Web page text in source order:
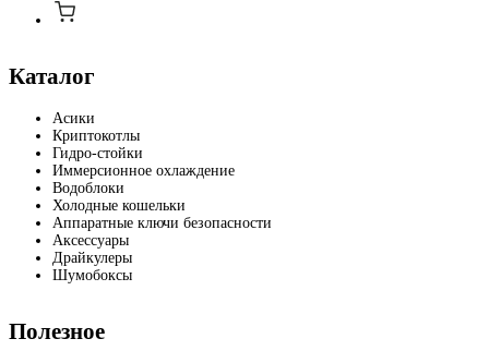
Каталог
Асики
Криптокотлы
Гидро-стойки
Иммерсионное охлаждение
Водоблоки
Холодные кошельки
Аппаратные ключи безопасности
Аксессуары
Драйкулеры
Шумобоксы
Полезное